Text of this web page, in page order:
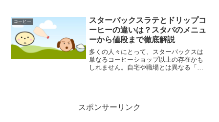
に浸かってしまい、味が濃くなったり、
雑味が出たりするように感...
コーヒー
スターバックスラテとドリップコ
ーヒーの違いは？スタバのメニュ
ーから値段まで徹底解説
多くの人々にとって、スターバックスは
単なるコーヒーショップ以上の存在かも
しれません。自宅や職場とは異なる「第
スポンサーリンク